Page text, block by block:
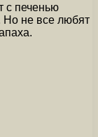
с печенью
Но не все любят